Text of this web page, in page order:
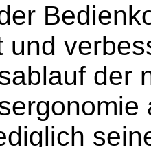
und
der